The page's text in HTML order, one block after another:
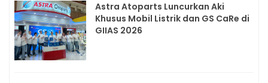
Astra Atoparts Luncurkan Aki
Khusus Mobil Listrik dan GS CaRe di
GIIAS 2026